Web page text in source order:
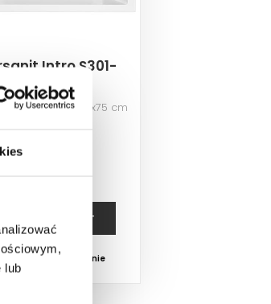
lub
Intro S301-
068
prostokątna, 170x75 cm
1 175,20 PLN
ZOBACZ PRODUKT
na zamówienie